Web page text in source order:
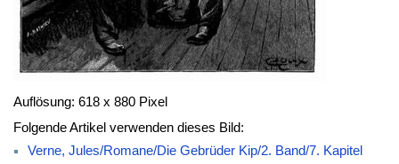
Auflösung: 618 x 880 Pixel
Folgende Artikel verwenden dieses Bild:
Verne, Jules/Romane/Die Gebrüder Kip/2. Band/7. Kapitel